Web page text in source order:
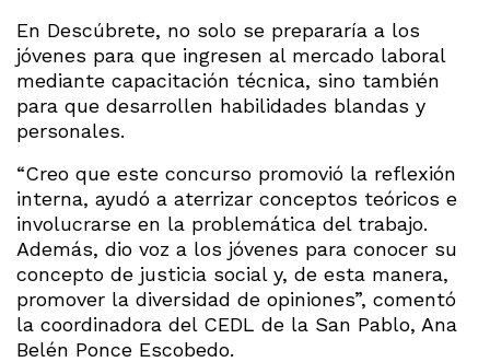
En Descúbrete, no solo se prepararía a los
jóvenes para que ingresen al mercado laboral
mediante capacitación técnica, sino también
para que desarrollen habilidades blandas y
personales.
“Creo que este concurso promovió la reflexión
interna, ayudó a aterrizar conceptos teóricos e
involucrarse en la problemática del trabajo.
Además, dio voz a los jóvenes para conocer su
concepto de justicia social y, de esta manera,
promover la diversidad de opiniones”, comentó
la coordinadora del CEDL de la San Pablo, Ana
Belén Ponce Escobedo.